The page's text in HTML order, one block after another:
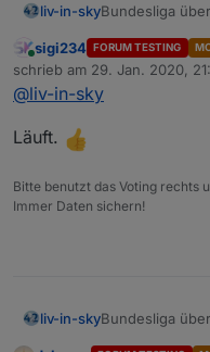
liv-in-skyBundesliga
die daten
https://
openligadb-v0-
wie
falls du
des
tabelle
Online
sigi234 FORUM TESTING
schrieb am 29. Jan. 2020,
zuletzt editiert von
@liv-in-sky
Läuft.
Bitte benutzt das Voting rechts
Immer Daten sichern!
liv-in-skyBundesliga